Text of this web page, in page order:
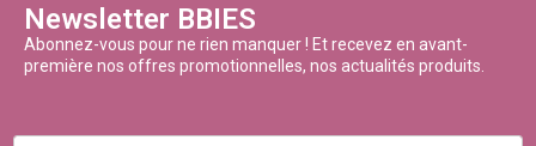
Newsletter BBIES
Abonnez-vous pour ne rien manquer ! Et recevez en avant-
première nos offres promotionnelles, nos actualités produits.